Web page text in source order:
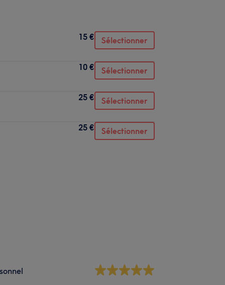
15 € Sélectionner
10 € Sélectionner
25 € Sélectionner
25 € Sélectionner